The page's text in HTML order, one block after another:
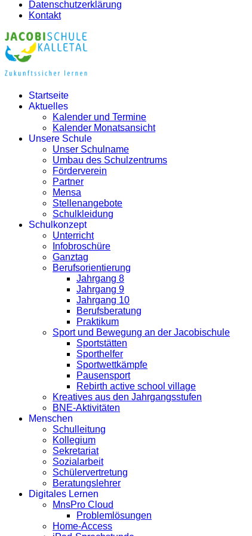
Datenschutzerklärung
Kontakt
Startseite
Aktuelles
Kalender und Termine
Kalender Monatsansicht
Unsere Schule
Unser Schulname
Umbau des Schulzentrums
Förderverein
Partner
Mensa
Stellenangebote
Schulkleidung
Schulkonzept
Unterricht
Infobroschüre
Ganztag
Berufsorientierung
Jahrgang 8
Jahrgang 9
Jahrgang 10
Berufsberatung
Praktikum
Sport und Bewegung an der Jacobischule
Sportstätten
Sporthelfer
Sportwettkämpfe
Pausensport
Rebirth active school village
Kreatives aus den Jahrgangsstufen
BNE-Aktivitäten
Menschen
Schulleitung
Kollegium
Sekretariat
Sozialarbeit
Schülervertretung
Beratungslehrer
Digitales Lernen
MnsPro Cloud
Problemlösungen
Home-Access